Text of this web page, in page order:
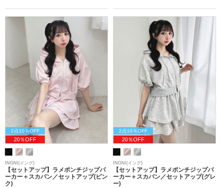
2点10％OFF
20％OFF
INGNI(イング)
【セットアップ】ラメポンチジップパ
ーカー＋スカパン／セットアップ(ピン
ク)
2点10％OFF
20％OFF
INGNI(イング)
【セットアップ】ラメポンチジップパ
ーカー＋スカパン／セットアップ(グレ
ー)